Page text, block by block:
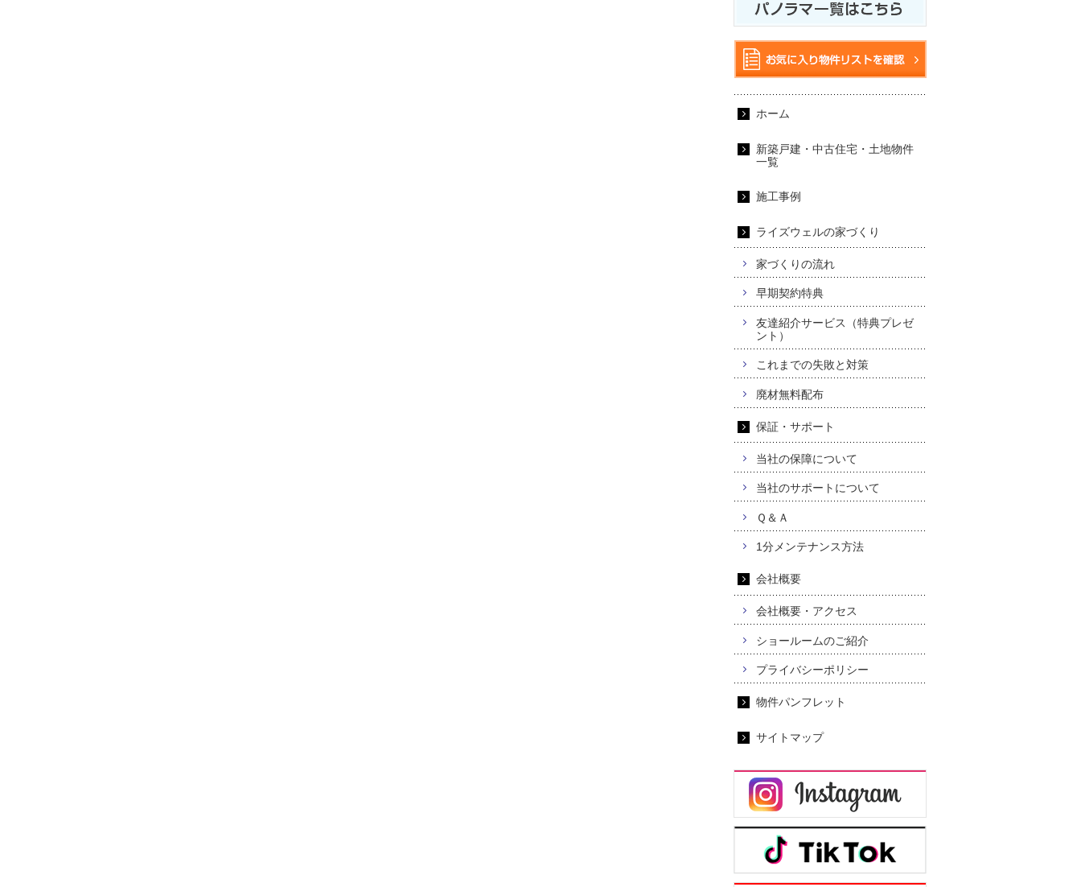
ホーム
新築戸建・中古住宅・土地物件
一覧
施工事例
ライズウェルの家づくり
家づくりの流れ
早期契約特典
友達紹介サービス（特典プレゼ
ント）
これまでの失敗と対策
廃材無料配布
保証・サポート
当社の保障について
当社のサポートについて
Ｑ＆Ａ
1分メンテナンス方法
会社概要
会社概要・アクセス
ショールームのご紹介
プライバシーポリシー
物件パンフレット
サイトマップ